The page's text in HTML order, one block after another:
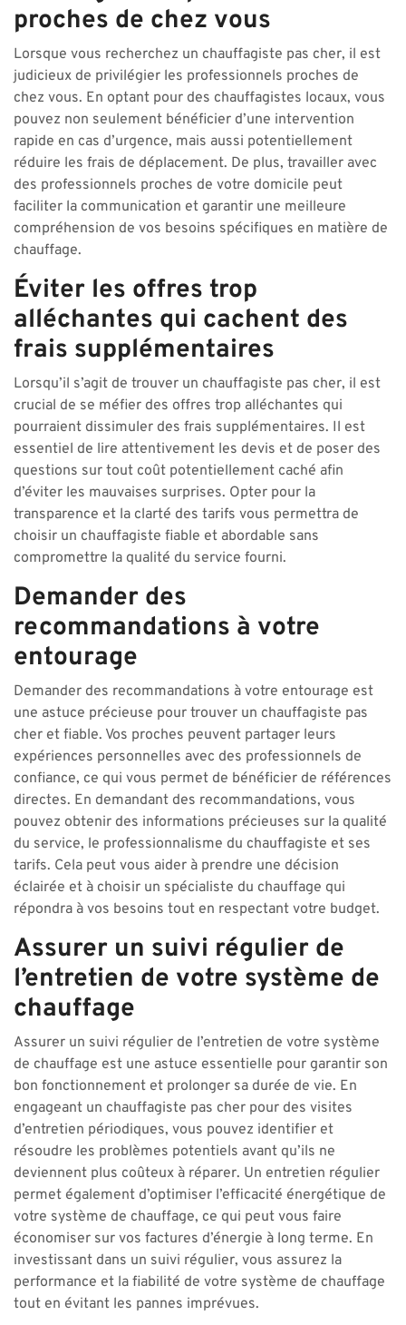
proches de chez vous
Lorsque vous recherchez un chauffagiste pas cher, il est
judicieux de privilégier les professionnels proches de
chez vous. En optant pour des chauffagistes locaux, vous
pouvez non seulement bénéficier d’une intervention
rapide en cas d’urgence, mais aussi potentiellement
réduire les frais de déplacement. De plus, travailler avec
des professionnels proches de votre domicile peut
faciliter la communication et garantir une meilleure
compréhension de vos besoins spécifiques en matière de
chauffage.
Éviter les offres trop
alléchantes qui cachent des
frais supplémentaires
Lorsqu’il s’agit de trouver un chauffagiste pas cher, il est
crucial de se méfier des offres trop alléchantes qui
pourraient dissimuler des frais supplémentaires. Il est
essentiel de lire attentivement les devis et de poser des
questions sur tout coût potentiellement caché afin
d’éviter les mauvaises surprises. Opter pour la
transparence et la clarté des tarifs vous permettra de
choisir un chauffagiste fiable et abordable sans
compromettre la qualité du service fourni.
Demander des
recommandations à votre
entourage
Demander des recommandations à votre entourage est
une astuce précieuse pour trouver un chauffagiste pas
cher et fiable. Vos proches peuvent partager leurs
expériences personnelles avec des professionnels de
confiance, ce qui vous permet de bénéficier de références
directes. En demandant des recommandations, vous
pouvez obtenir des informations précieuses sur la qualité
du service, le professionnalisme du chauffagiste et ses
tarifs. Cela peut vous aider à prendre une décision
éclairée et à choisir un spécialiste du chauffage qui
répondra à vos besoins tout en respectant votre budget.
Assurer un suivi régulier de
l’entretien de votre système de
chauffage
Assurer un suivi régulier de l’entretien de votre système
de chauffage est une astuce essentielle pour garantir son
bon fonctionnement et prolonger sa durée de vie. En
engageant un chauffagiste pas cher pour des visites
d’entretien périodiques, vous pouvez identifier et
résoudre les problèmes potentiels avant qu’ils ne
deviennent plus coûteux à réparer. Un entretien régulier
permet également d’optimiser l’efficacité énergétique de
votre système de chauffage, ce qui peut vous faire
économiser sur vos factures d’énergie à long terme. En
investissant dans un suivi régulier, vous assurez la
performance et la fiabilité de votre système de chauffage
tout en évitant les pannes imprévues.